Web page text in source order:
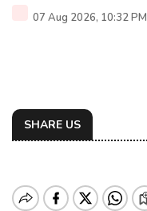
07 Aug 2026, 10:32 PM
SHARE US